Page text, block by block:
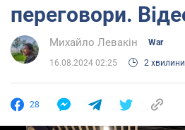
переговори.
Михайло Левакін War
16.08.2024 02:25 2 хвилини
28